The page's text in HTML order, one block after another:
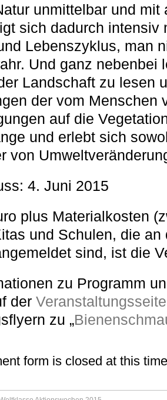
unmittelbar und
sich dadurch intensiv
Lebenszyklus, man
Und ganz nebenbei
Landschaft zu lesen
der vom Menschen
auf die
und erlebt sich
von
4. Juni 2015
plus Materialkosten
und Schulen, die an
sind, ist die
zu Programm
der
zu „
form is closed at this